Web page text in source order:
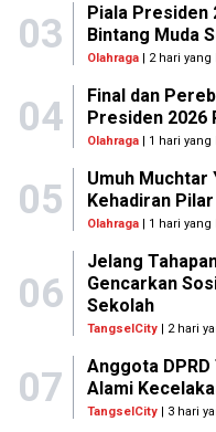
03
Piala Presiden
Bintang Muda
Olahraga| 2 hari yang
04
Final dan
Presiden 2026
Olahraga| 1 hari yang
05
Umuh Muchtar
Kehadiran
Olahraga| 1 hari yang
06
Jelang
Gencarkan
Sekolah
TangselCity| 2 hari
07
Anggota
Alami
TangselCity| 3 hari